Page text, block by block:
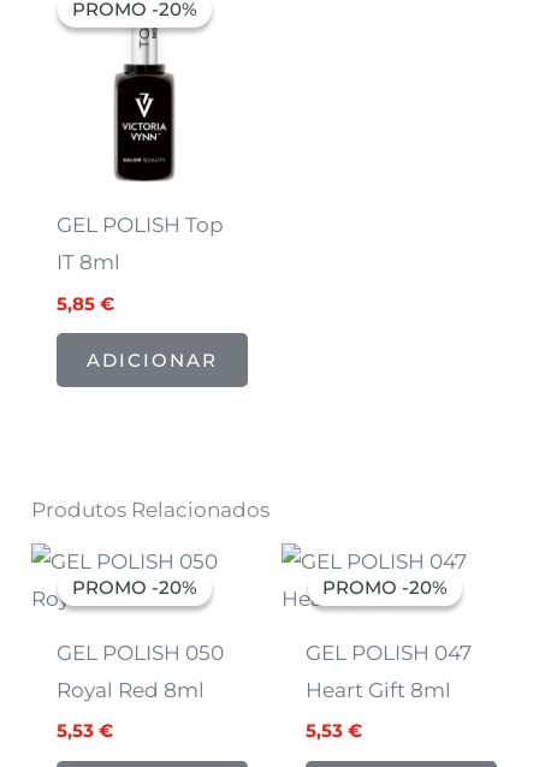
PROMO -20%
PROMO -20%
GEL POLISH Top
IT 8ml
original
5,85 €
atual
5,85 €.
ADICIONAR
Produtos Relacionados
PROMO -20%
PROMO -20%
GEL POLISH 050
Royal Red 8ml
O
preço
original
6,91 €.
5,53 €
O
preço
atual
5,53 €.
PROMO -20%
PROMO -20%
GEL POLISH 047
Heart Gift 8ml
O
preço
original
6,91 €.
5,53€
O
preço
atual
5,53 €.